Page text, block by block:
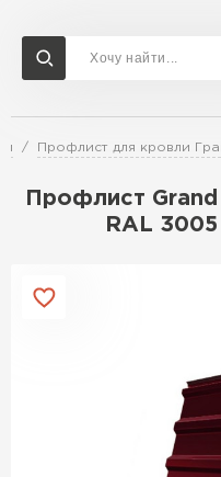
Профлист для кровли
Профлист
RAL
Доставка и оплата
Перейти в каталог